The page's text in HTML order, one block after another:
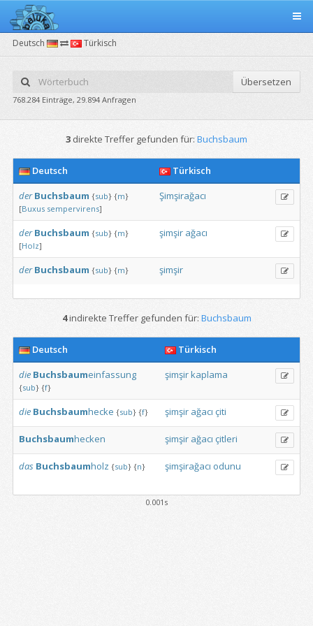
Deutsch Türkisch
Übersetzen
768.284 Einträge, 29.894 Anfragen
3 direkte Treffer gefunden für: Buchsbaum
Deutsch
Türkisch
der Buchsbaum {sub} {m}
[Buxus sempervirens]
Şimşirağacı
der Buchsbaum {sub} {m}
[Holz]
şimşir ağacı
der Buchsbaum {sub} {m} şimşir
4indirekte Treffer gefunden für: Buchsbaum
Deutsch
Türkisch
die Buchsbaumeinfassung
{sub} {f}
şimşirkaplama
die Buchsbaumhecke {sub} {f} şimşir ağacı çiti
Buchsbaumhecken şimşir ağacı çitleri
das Buchsbaumholz {sub} {n} şimşirağacı odunu
0.001s